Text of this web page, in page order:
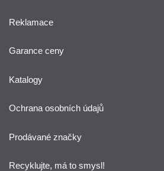
Reklamace
Garance ceny
Katalogy
Ochrana osobních údajů
Prodávané značky
Recyklujte, má to smysl!